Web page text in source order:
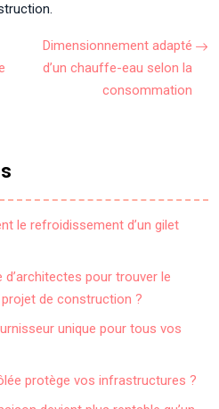
Dimensionnement adapté
d’un chauffe-eau selon la
consommation
le refroidissement d’un gilet
pour trouver le
de construction ?
unique pour tous vos
protège vos infrastructures ?